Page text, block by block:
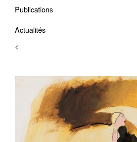
Publications
Actualités
<